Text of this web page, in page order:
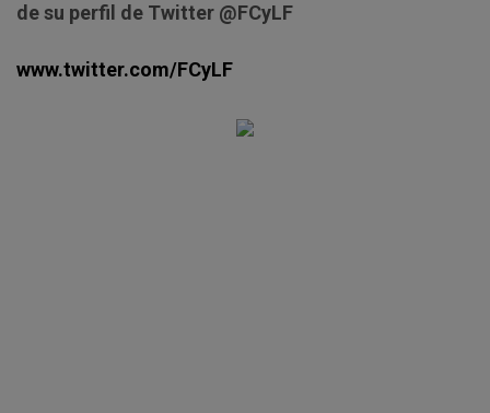
de su perfil de Twitter @FCyLF
www.twitter.com/FCyLF